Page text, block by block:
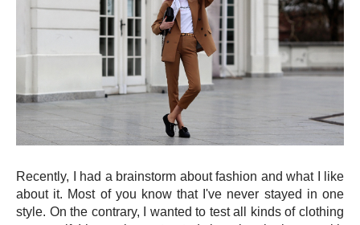
Recently, I had a brainstorm about fashion and what I like
about it. Most of you know that I've never stayed in one
style. On the contrary, I wanted to test all kinds of clothing